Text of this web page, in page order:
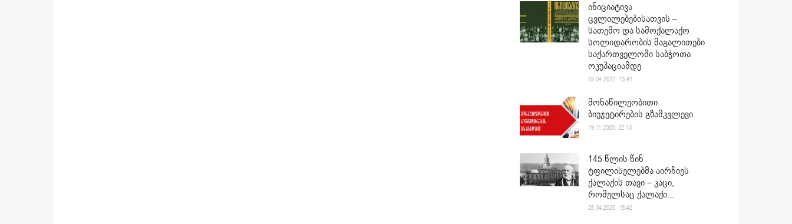
ინიციატივა
ცვლილებებისათვის –
სათემო და სამოქალაქო
სოლიდარობის მაგალითები
საქართველოში საბჭოთა
ოკუპაციამდე
05.04.2022. 13:41
მონაწილეობითი
ბიუჯეტირების გზამკვლევი
19.11.2020. 22:13
145 წლის წინ
ტფილისელებმა აირჩიეს
ქალაქის თავი – კაცი,
რომელსაც ქალაქი...
28.04.2020. 15:42